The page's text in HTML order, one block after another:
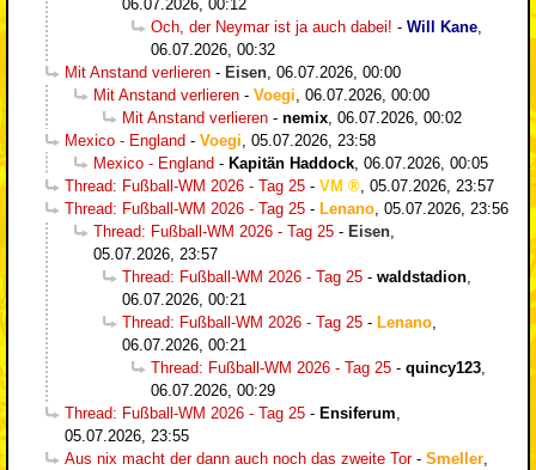
06.07.2026, 00:12
Och, der Neymar ist ja auch dabei! - Will Kane,
06.07.2026, 00:32
Mit Anstand verlieren - Eisen, 06.07.2026, 00:00
Mit Anstand verlieren - Voegi, 06.07.2026, 00:00
Mit Anstand verlieren - nemix, 06.07.2026, 00:02
Mexico - England - Voegi, 05.07.2026, 23:58
Mexico - England - Kapitän Haddock, 06.07.2026, 00:05
Thread: Fußball-WM 2026 - Tag 25 - VM , 05.07.2026, 23:57
Thread: Fußball-WM 2026 - Tag 25 - Lenano, 05.07.2026, 23:56
Thread: Fußball-WM 2026 - Tag 25 - Eisen,
05.07.2026, 23:57
Thread: Fußball-WM 2026 - Tag 25 - waldstadion,
06.07.2026, 00:21
Thread: Fußball-WM 2026 - Tag 25 - Lenano,
06.07.2026, 00:21
Thread: Fußball-WM 2026 - Tag 25 - quincy123,
06.07.2026, 00:29
Thread: Fußball-WM 2026 - Tag 25 - Ensiferum,
05.07.2026, 23:55
Aus nix macht der dann auch noch das zweite Tor- Smeller,